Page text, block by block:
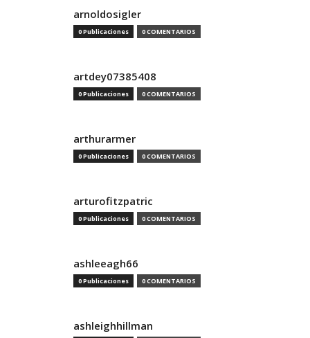
arnoldosigler
0 Publicaciones 0 COMENTARIOS
artdey07385408
0 Publicaciones 0 COMENTARIOS
arthurarmer
0 Publicaciones 0 COMENTARIOS
arturofitzpatric
0 Publicaciones 0 COMENTARIOS
ashleeagh66
0 Publicaciones 0 COMENTARIOS
ashleighhillman